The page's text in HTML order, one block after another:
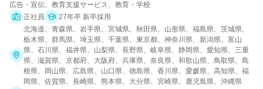
広告・宣伝、教育支援サービス、教育・学校
正社員
27年卒 新卒採用
北海道、青森県、岩手県、宮城県、秋田県、山形県、福島県、茨城県、
栃木県、群馬県、埼玉県、千葉県、東京都、神奈川県、新潟県、富山
県、石川県、福井県、山梨県、長野県、岐阜県、静岡県、愛知県、三重
県、滋賀県、京都府、大阪府、兵庫県、奈良県、和歌山県、鳥取県、島
根県、岡山県、広島県、山口県、徳島県、香川県、愛媛県、高知県、福
岡県、佐賀県、長崎県、熊本県、大分県、宮崎県、鹿児島県、沖縄県